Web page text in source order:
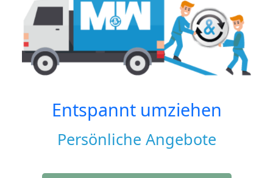
Entspannt umziehen
Persönliche Angebote